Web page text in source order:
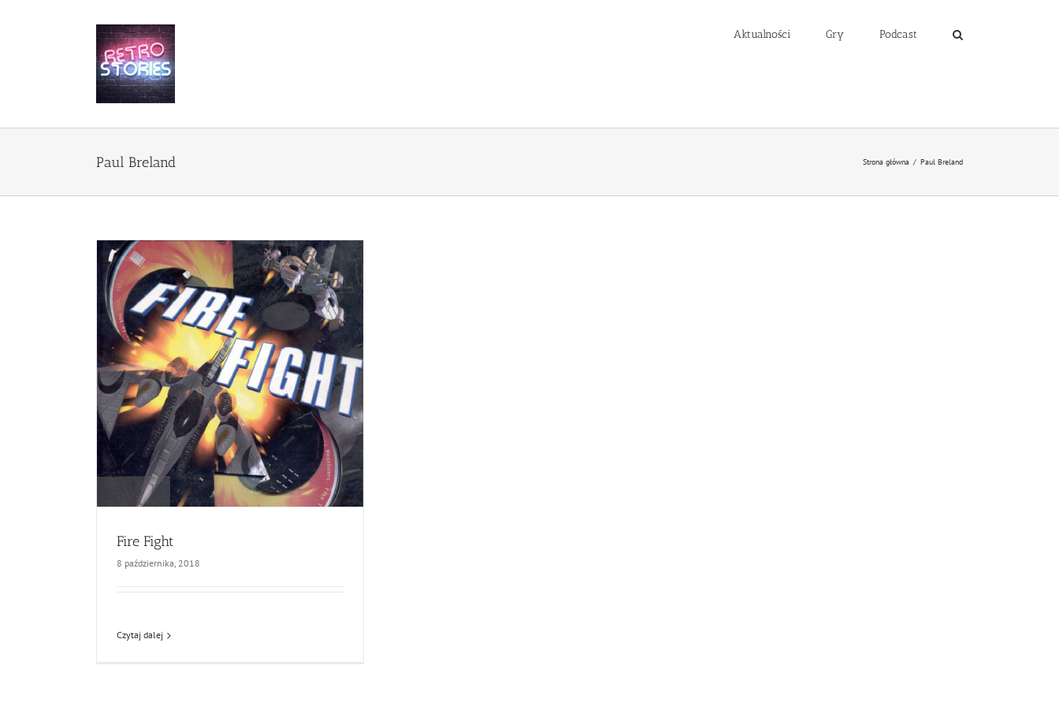
Aktualności Gry Podcast
Paul Breland Strona główna / Paul Breland
Fire Fight
8 października, 2018
Czytaj dalej